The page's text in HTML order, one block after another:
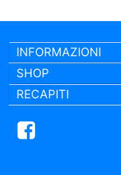
INFORMAZIONI
SHOP
RECAPITI
Facebook